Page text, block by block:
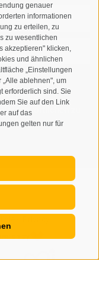
genauer
informationen
zu erteilen, zu
zu wesentlichen
akzeptieren" klicken,
und ähnlichen
„Einstellungen
ablehnen", um
erforderlich sind. Sie
Sie auf den Link
auf das
gelten nur für
gelesen und
meiner
zu